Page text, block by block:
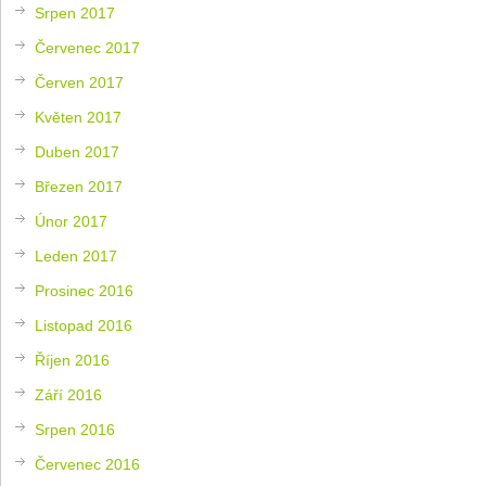
Srpen 2017
Červenec 2017
Červen 2017
Květen 2017
Duben 2017
Březen 2017
Únor 2017
Leden 2017
Prosinec 2016
Listopad 2016
Říjen 2016
Září 2016
Srpen 2016
Červenec 2016